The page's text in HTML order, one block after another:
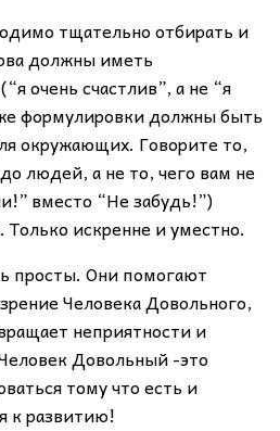
тщательно отбирать и
должны иметь
очень счастлив”, а не “я
формулировки должны быть
окружающих. Говорите то,
людей, а не то, чего вам не
вместо “Не забудь!”)
искренне и уместно.
просты. Они помогают
Человека Довольного,
неприятности и
Довольный -это
тому что есть и
к развитию!